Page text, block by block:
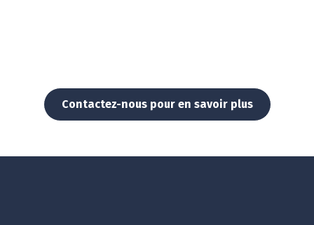
Contactez-nous pour en savoir plus